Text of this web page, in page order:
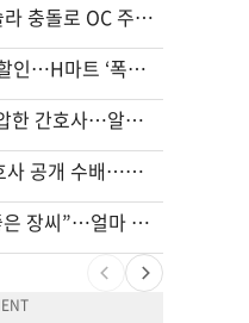
“전쟁터 같았다”…테슬라 충돌로 OC 주택 4채 파손
쌀·라면 값 최대 80% 할인…H마트 ‘폭탄 세일’
응급실서 폭력 환자 제압한 간호사…알고 보니
'14년째 도피' 한인 간호사 공개 수배…메디케어 사기 유죄
엄마 성폭행한 “사람 좋은 장씨”…얼마 뒤 딸 배도 불러왔다